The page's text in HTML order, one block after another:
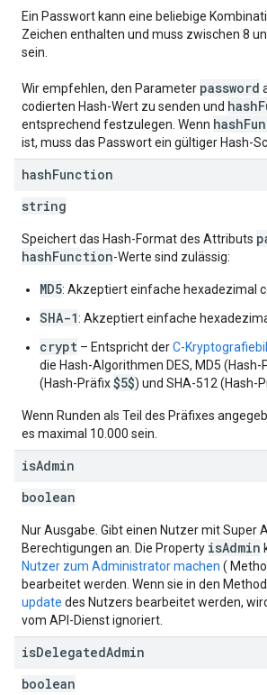
Ein Passwort kann eine beliebige
Zeichen enthalten und muss zwischen 8
sein.
Wir empfehlen, den Parameter password
codierten Hash-Wert zu senden und
entsprechend festzulegen. Wenn
ist, muss das Passwort ein gültiger Hash-
hashFunction
string
Speichert das Hash-Format des Attributs
hashFunction-Werte sind zulässig:
MD5: Akzeptiert einfache hexadezimal
SHA-1: Akzeptiert einfache
crypt – Entspricht derC-
die Hash-Algorithmen DES, MD5 (Hash-
(Hash-Präfix$5$) und SHA-512 (Hash-
Wenn Runden als Teil des Präfixes
es maximal 10.000 sein.
isAdmin
boolean
Nur Ausgabe. Gibt einen Nutzer mit Super
Berechtigungen an. Die Property isAdmin
Nutzer zum Administrator machen (
bearbeitet werden. Wenn sie in den
update des Nutzers bearbeitet werden,
vom API-Dienst ignoriert.
isDelegatedAdmin
boolean